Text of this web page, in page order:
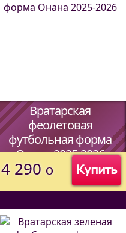
Вратарская
феолетовая
футбольная форма
Онана 2025-2026
(Код:44597338 Купить
4 290 o